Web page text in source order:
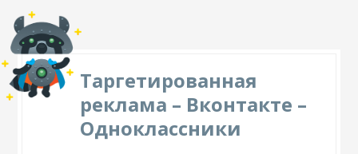
Таргетированная
реклама – Вконтакте –
Одноклассники